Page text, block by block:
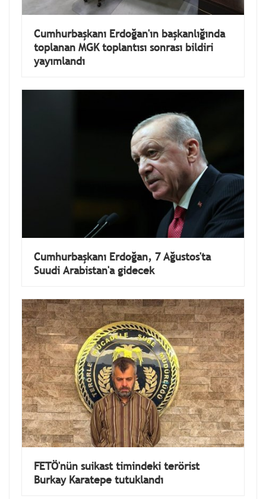
Cumhurbaşkanı Erdoğan'ın başkanlığında
toplanan MGK toplantısı sonrası bildiri
yayımlandı
Cumhurbaşkanı Erdoğan, 7 Ağustos'ta
Suudi Arabistan'a gidecek
FETÖ'nün suikast timindeki terörist
Burkay Karatepe tutuklandı